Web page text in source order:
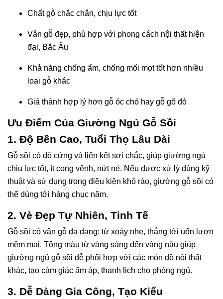
Chất gỗ chắc chắn, chịu lực tốt
Vân gỗ đẹp, phù hợp với phong cách nội thất hiện
đại, Bắc Âu
Khả năng chống ẩm, chống mối mọt tốt hơn nhiều
loại gỗ khác
Giá thành hợp lý hơn gỗ óc chó hay gỗ gõ đỏ
Ưu Điểm Của Giường Ngủ Gỗ Sồi
1. Độ Bền Cao, Tuổi Thọ Lâu Dài
Gỗ sồi có độ cứng và liên kết sợi chắc, giúp giường ngủ
chịu lực tốt, ít cong vênh, nứt nẻ. Nếu được xử lý đúng kỹ
thuật và sử dụng trong điều kiện khô ráo, giường gỗ sồi có
thể dùng tới hàng chục năm.
2. Vẻ Đẹp Tự Nhiên, Tinh Tế
Gỗ sồi có vân gỗ đa dạng: từ xoáy nhẹ, thẳng tới uốn lượn
mềm mại. Tông màu từ vàng sáng đến vàng nâu giúp
giường ngủ gỗ sồi dễ phối hợp với các món đồ nội thất
khác, tạo cảm giác ấm áp, thanh lịch cho phòng ngủ.
3. Dễ Dàng Gia Công, Tạo Kiểu